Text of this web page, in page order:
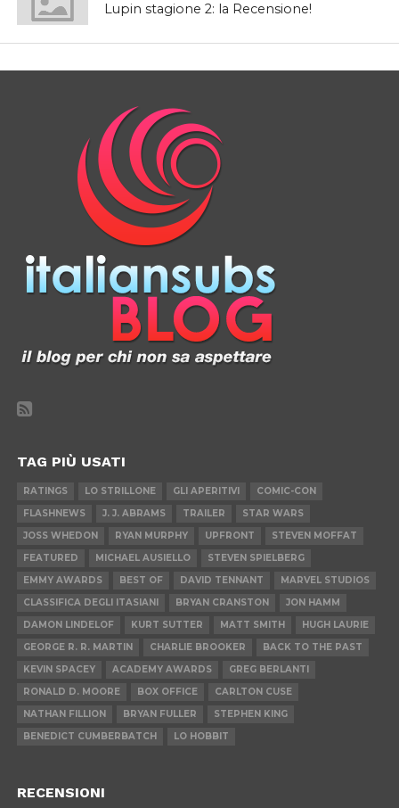
Lupin stagione 2: la Recensione!
TAG PIÙ USATI
RATINGS LO STRILLONE GLI APERITIVI
COMIC-CON
FLASHNEWS
J. J. ABRAMS TRAILER
STAR WARS
JOSS WHEDON
RYAN MURPHY UPFRONT
STEVEN MOFFAT
FEATURED
MICHAEL AUSIELLO
STEVEN SPIELBERG
EMMY AWARDS
BEST OF DAVID TENNANT
MARVEL STUDIOS
CLASSIFICA DEGLI ITASIANI
BRYAN CRANSTON
JON HAMM
DAMON LINDELOF
KURT SUTTER MATT SMITH
HUGH LAURIE
GEORGE R. R. MARTIN
CHARLIE BROOKER
BACK TO THE PAST
KEVIN SPACEY
ACADEMY AWARDS
GREG BERLANTI
RONALD D. MOORE
BOX OFFICE
CARLTON CUSE
NATHAN FILLION
BRYAN FULLER
STEPHEN KING
BENEDICT CUMBERBATCH
LO HOBBIT
RECENSIONI